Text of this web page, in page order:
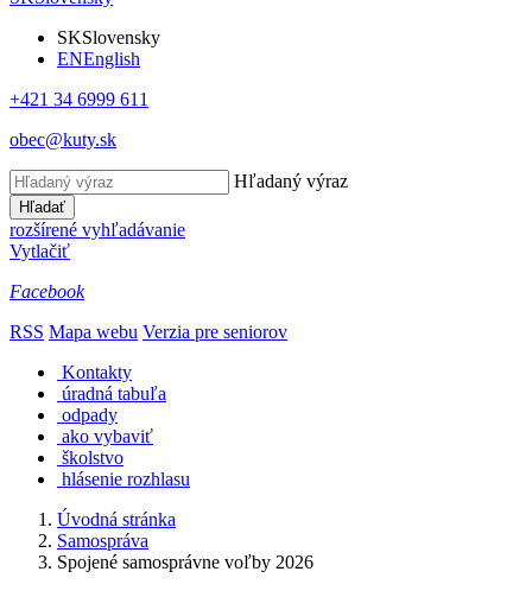
SKSlovensky
ENEnglish
+421 34 6999 611
obec@kuty.sk
Hľadaný výraz
Hľadať
rozšírené vyhľadávanie
Vytlačiť
Facebook
RSS Mapa webu Verzia pre seniorov
Kontakty
úradná tabuľa
odpady
ako vybaviť
školstvo
hlásenie rozhlasu
Úvodná stránka
Samospráva
Spojené samosprávne voľby 2026